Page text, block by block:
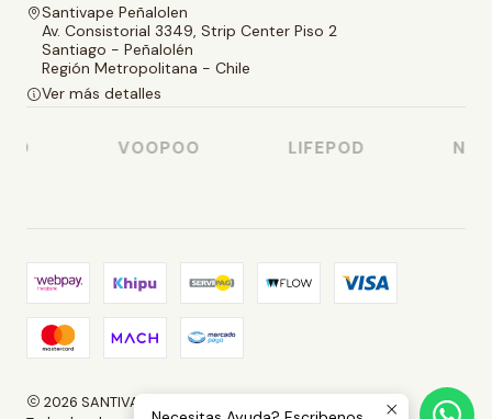
Santivape Peñalolen
Av. Consistorial 3349, Strip Center Piso 2
Santiago - Peñalolén
Región Metropolitana - Chile
Ver más detalles
VOOPOO LIFEPOD
2026 SANTIVAPE.